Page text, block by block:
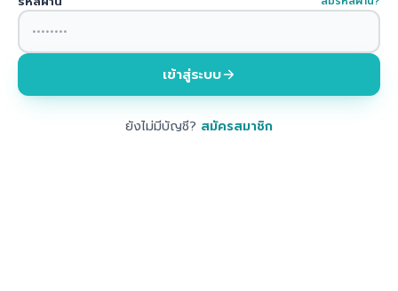
เข้าสู่ระบบ
ยังไม่มีบัญชี? สมัครสมาชิก